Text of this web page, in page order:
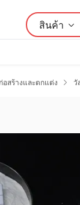
สินค้า
สร้างและตกแต่ง  วั